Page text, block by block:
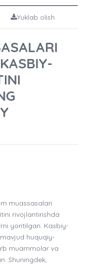
Yuklab olish
muassasalari
rivojlantirishda
yoritilgan. Kasbiy-
huquqiy-
muammolar va
Shuningdek,